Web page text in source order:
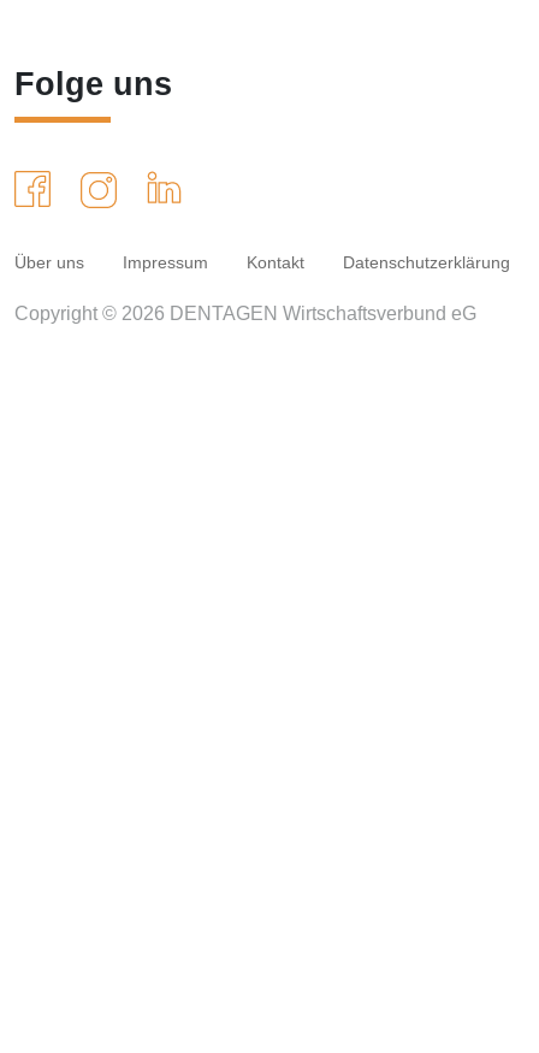
Folge uns
Über uns Impressum Kontakt Datenschutzerklärung
Copyright © 2026 DENTAGEN Wirtschaftsverbund eG